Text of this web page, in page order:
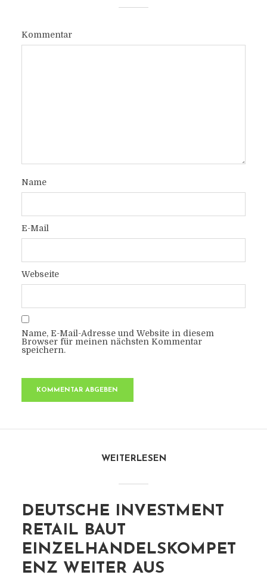
Kommentar
Name
E-Mail
Webseite
Name, E-Mail-Adresse und Website in diesem
Browser für meinen nächsten Kommentar
speichern.
WEITERLESEN
DEUTSCHE INVESTMENT
RETAIL BAUT
EINZELHANDELSKOMPET
ENZ WEITER AUS